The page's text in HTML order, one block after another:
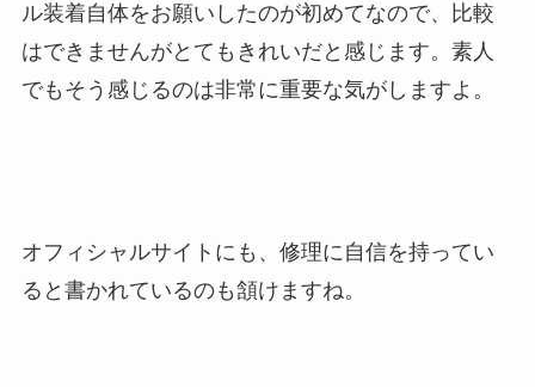
ル装着自体をお願いしたのが初めてなので、比較
はできませんがとてもきれいだと感じます。素人
でもそう感じるのは非常に重要な気がしますよ。
オフィシャルサイトにも、修理に自信を持ってい
ると書かれているのも頷けますね。